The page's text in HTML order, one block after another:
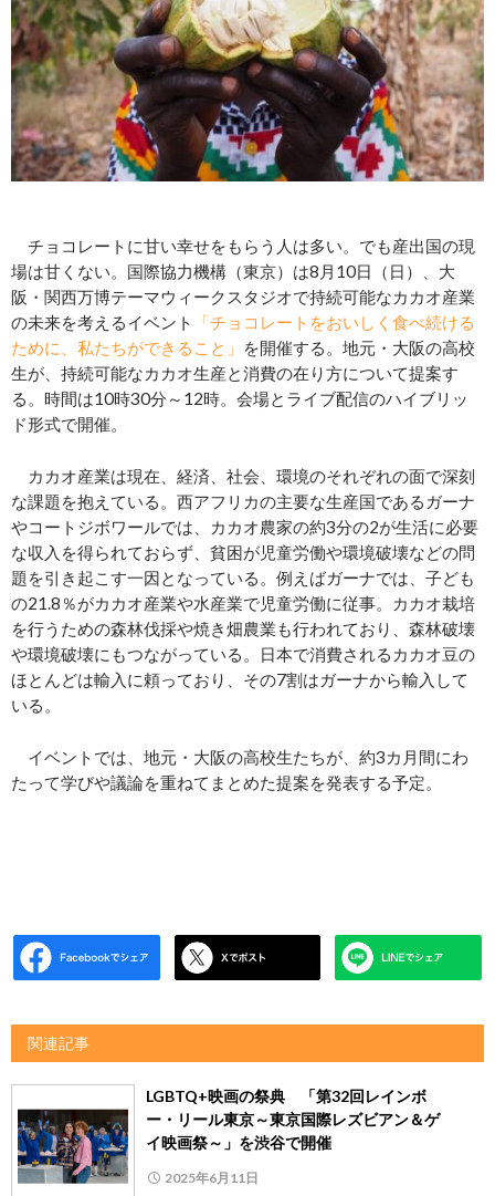
チョコレートに甘い幸せをもらう人は多い。でも産出国の現
場は甘くない。国際協力機構（東京）は8月10日（日）、大
阪・関西万博テーマウィークスタジオで持続可能なカカオ産業
の未来を考えるイベント
「チョコレートをおいしく食べ続ける
ために、私たちができること」
を開催する。地元・大阪の高校
生が、持続可能なカカオ生産と消費の在り方について提案す
る。時間は10時30分～12時。会場とライブ配信のハイブリッ
ド形式で開催。
カカオ産業は現在、経済、社会、環境のそれぞれの面で深刻
な課題を抱えている。西アフリカの主要な生産国であるガーナ
やコートジボワールでは、カカオ農家の約3分の2が生活に必要
な収入を得られておらず、貧困が児童労働や環境破壊などの問
題を引き起こす一因となっている。例えばガーナでは、子ども
の21.8％がカカオ産業や水産業で児童労働に従事。カカオ栽培
を行うための森林伐採や焼き畑農業も行われており、森林破壊
や環境破壊にもつながっている。日本で消費されるカカオ豆の
ほとんどは輸入に頼っており、その7割はガーナから輸入して
いる。
イベントでは、地元・大阪の高校生たちが、約3カ月間にわ
たって学びや議論を重ねてまとめた提案を発表する予定。
関連記事
LGBTQ+映画の祭典 「第32回レインボ
ー・リール東京～東京国際レズビアン＆ゲ
イ映画祭～」を渋谷で開催
2025年6月11日